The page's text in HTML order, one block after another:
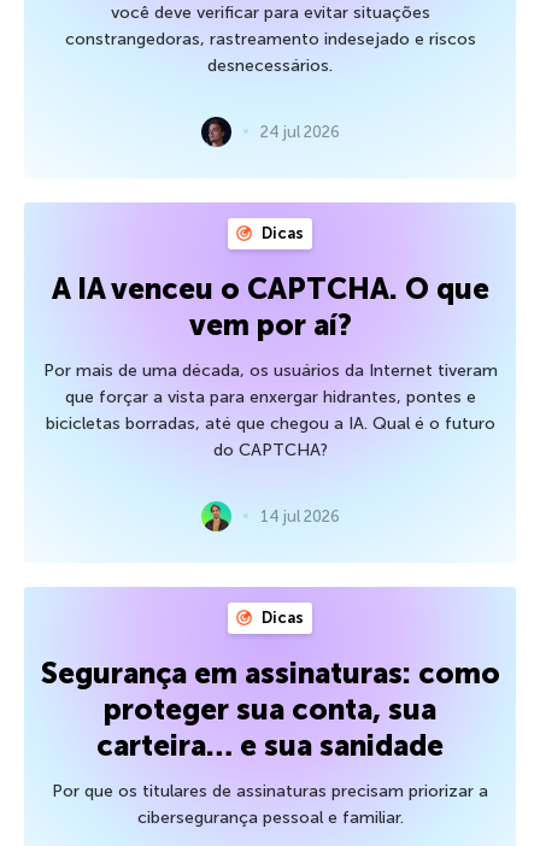
você deve verificar para evitar situações
constrangedoras, rastreamento indesejado e riscos
desnecessários.
24 jul 2026
Dicas
A IA venceu o CAPTCHA. O que
vem por aí?
Por mais de uma década, os usuários da Internet tiveram
que forçar a vista para enxergar hidrantes, pontes e
bicicletas borradas, até que chegou a IA. Qual é o futuro
do CAPTCHA?
14 jul 2026
Dicas
Segurança em assinaturas: como
proteger sua conta, sua
carteira… e sua sanidade
Por que os titulares de assinaturas precisam priorizar a
cibersegurança pessoal e familiar.